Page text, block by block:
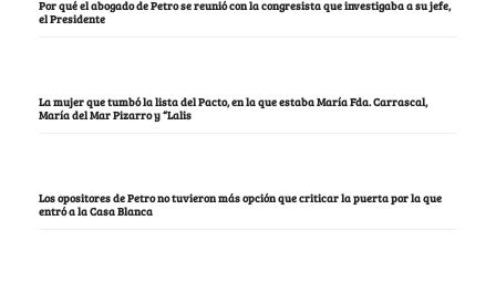
Por qué el abogado de Petro se reunió con la congresista que investigaba a su jefe,
el Presidente
La mujer que tumbó la lista del Pacto, en la que estaba María Fda. Carrascal,
María del Mar Pizarro y “Lalis
Los opositores de Petro no tuvieron más opción que criticar la puerta por la que
entró a la Casa Blanca